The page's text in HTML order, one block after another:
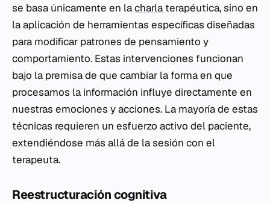
se basa únicamente en lacharla terapéutica, sino en
la aplicación de herramientas específicas diseñadas
para modificar patrones de pensamiento y
comportamiento. Estas intervenciones funcionan
bajo la premisa de que cambiar la forma en que
procesamos la información influye directamente en
nuestras emociones y acciones. La mayoría de estas
técnicas requieren un esfuerzo activo del paciente,
extendiéndose más allá de la sesión con el
terapeuta.
Reestructuración cognitiva